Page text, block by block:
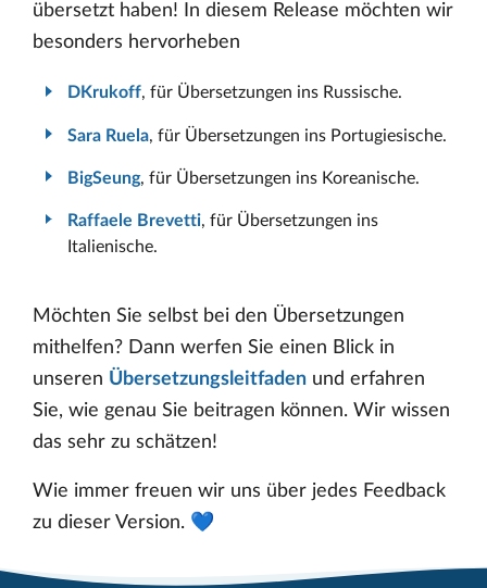
übersetzt haben! In diesem Release möchten wir
besonders hervorheben
DKrukoff, für Übersetzungen ins Russische.
Sara Ruela, für Übersetzungen ins Portugiesische.
BigSeung, für Übersetzungen ins Koreanische.
Raffaele Brevetti, für Übersetzungen ins
Italienische.
Möchten Sie selbst bei den Übersetzungen
mithelfen? Dann werfen Sie einen Blick in
unseren Übersetzungsleitfaden und erfahren
Sie, wie genau Sie beitragen können. Wir wissen
das sehr zu schätzen!
Wie immer freuen wir uns über jedes Feedback
zu dieser Version. 💙